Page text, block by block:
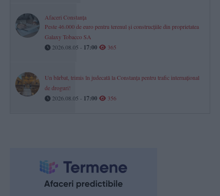
Afaceri Constanța
Peste 46.000 de euro pentru terenul și construcțiile din proprietatea
Galaxy Tobacco SA
2026.08.05 - 17:00 365
Un bărbat, trimis în judecată la Constanța pentru trafic internațional
de droguri!
2026.08.05 - 17:00 356